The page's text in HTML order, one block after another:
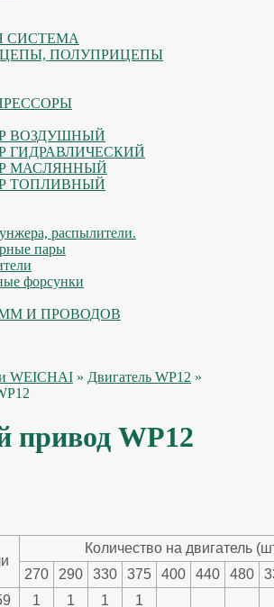
СИСТЕМА
ПОЛУПРИЦЕПЫ
ВОЗДУШНЫЙ
ГИДРАВЛИЧЕСКИЙ
МАСЛЯННЫЙ
ТОПЛИВНЫЙ
распылители.
пары
форсунки
И ПРОВОДОВ
WEICHAI » Двигатель WP12 »
привод WP12
Количество на двигатель
270
290 330 375 400 440 480
1 1 1 1